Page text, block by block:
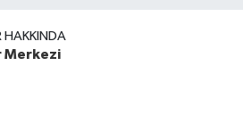
HAKKINDA
Merkezi